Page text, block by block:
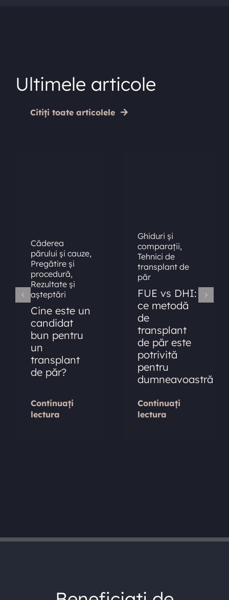
Ultimele articole
Citiți toate articolele
Căderea
părului și cauze,
Pregătire și
procedură,
Rezultate și
așteptări
Cine este un
candidat
bun pentru
un
transplant
de păr?
Continuați
lectura
Ghiduri și
comparații,
Tehnici de
transplant de
păr
FUE vs DHI:
ce metodă
de
transplant
de păr este
potrivită
pentru
dumneavoastră?
Continuați
lectura